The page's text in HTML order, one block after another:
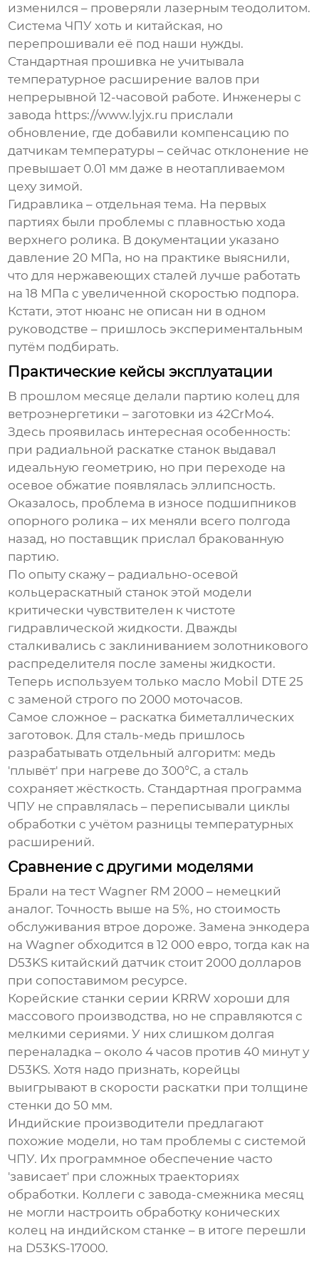
изменился – проверяли лазерным теодолитом.
Система ЧПУ хоть и китайская, но
перепрошивали её под наши нужды.
Стандартная прошивка не учитывала
температурное расширение валов при
непрерывной 12-часовой работе. Инженеры с
завода https://www.lyjx.ru прислали
обновление, где добавили компенсацию по
датчикам температуры – сейчас отклонение не
превышает 0.01 мм даже в неотапливаемом
цеху зимой.
Гидравлика – отдельная тема. На первых
партиях были проблемы с плавностью хода
верхнего ролика. В документации указано
давление 20 МПа, но на практике выяснили,
что для нержавеющих сталей лучше работать
на 18 МПа с увеличенной скоростью подпора.
Кстати, этот нюанс не описан ни в одном
руководстве – пришлось экспериментальным
путём подбирать.
Практические кейсы эксплуатации
В прошлом месяце делали партию колец для
ветроэнергетики – заготовки из 42CrMo4.
Здесь проявилась интересная особенность:
при радиальной раскатке станок выдавал
идеальную геометрию, но при переходе на
осевое обжатие появлялась эллипсность.
Оказалось, проблема в износе подшипников
опорного ролика – их меняли всего полгода
назад, но поставщик прислал бракованную
партию.
По опыту скажу – радиально-осевой
кольцераскатный станок этой модели
критически чувствителен к чистоте
гидравлической жидкости. Дважды
сталкивались с заклиниванием золотникового
распределителя после замены жидкости.
Теперь используем только масло Mobil DTE 25
с заменой строго по 2000 моточасов.
Самое сложное – раскатка биметаллических
заготовок. Для сталь-медь пришлось
разрабатывать отдельный алгоритм: медь
'плывёт' при нагреве до 300°C, а сталь
сохраняет жёсткость. Стандартная программа
ЧПУ не справлялась – переписывали циклы
обработки с учётом разницы температурных
расширений.
Сравнение с другими моделями
Брали на тест Wagner RM 2000 – немецкий
аналог. Точность выше на 5%, но стоимость
обслуживания втрое дороже. Замена энкодера
на Wagner обходится в 12 000 евро, тогда как на
D53KS китайский датчик стоит 2000 долларов
при сопоставимом ресурсе.
Корейские станки серии KRRW хороши для
массового производства, но не справляются с
мелкими сериями. У них слишком долгая
переналадка – около 4 часов против 40 минут у
D53KS. Хотя надо признать, корейцы
выигрывают в скорости раскатки при толщине
стенки до 50 мм.
Индийские производители предлагают
похожие модели, но там проблемы с системой
ЧПУ. Их программное обеспечение часто
'зависает' при сложных траекториях
обработки. Коллеги с завода-смежника месяц
не могли настроить обработку конических
колец на индийском станке – в итоге перешли
на D53KS-17000.